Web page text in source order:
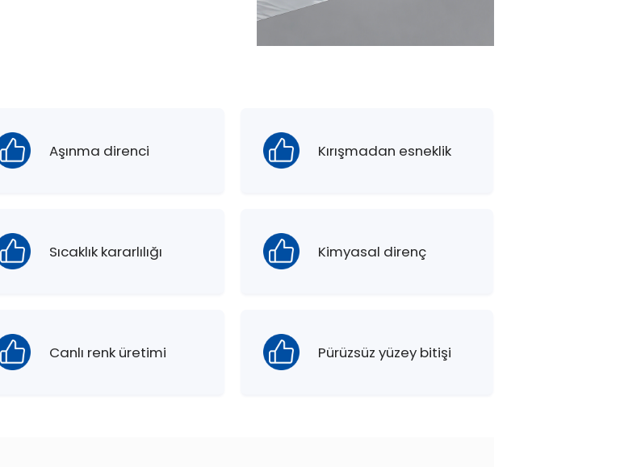
Aşınma direnci Kırışmadan esneklik
Sıcaklık kararlılığı Kimyasal direnç
Canlı renk üretimi Pürüzsüz yüzey bitişi